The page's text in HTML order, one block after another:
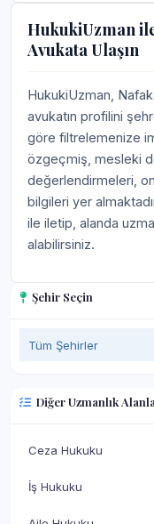
Şehir Seçin
Tüm Şehirler
Diğer Uzmanlık
Ceza Hukuku
İş Hukuku
HukukiUzman
Avukata Ulaşın
HukukiUzman,
avukatın profilini
göre filtrelemenize
özgeçmiş, mesleki
değerlendirmeleri,
bilgileri yer
ile iletip, alanda
alabilirsiniz.